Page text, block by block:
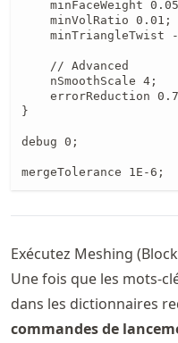
minFaceWeight
    minVolRatio 0.01;
minTriangleTwist
    // Advanced
    nSmoothScale 4;
errorReduction
}
debug 0;
mergeTolerance 1E-6;
Exécutez Meshing
Une fois que les mots-
dans les dictionnaires
commandes de